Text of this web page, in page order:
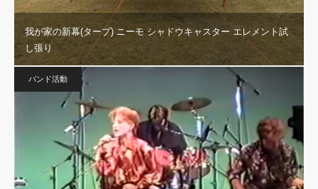
我が家の新幕(タープ) ニーモ シャドウキャスター エレメント試
し張り
バンド活動